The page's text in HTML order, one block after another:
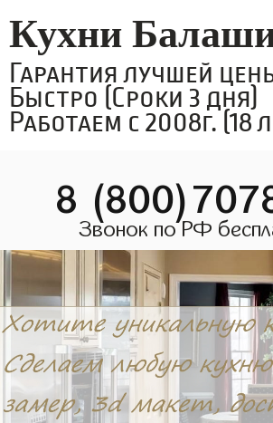
Кухни
Гарантия лучшей
Быстро (Сроки 3 дня)
Работаем с 2008г. (18
8
Звонок по РФ